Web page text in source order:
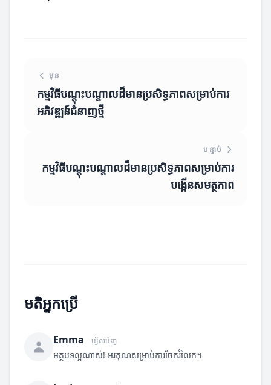
មុន
កម្មវិធីបណ្តុះបណ្តាលដ៏មានប្រសិទ្ធភាពសម្រាប់ការ
អភិវឌ្ឍន៍ជំនាញថ្មី
បន្ទាប់
កម្មវិធីបណ្តុះបណ្តាលដ៏មានប្រសិទ្ធភាពសម្រាប់ការ
បង្កើនសមត្ថភាព
មតិអ្នកប្រើ
Emma ម្សិលមិញ
អត្ថបទល្អណាស់! អរគុណសម្រាប់ការចែករំលែក។